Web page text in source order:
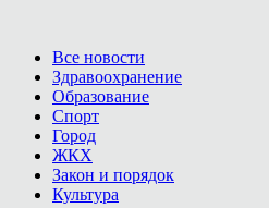
Все новости
Здравоохранение
Образование
Спорт
Город
ЖКХ
Закон и порядок
Культура